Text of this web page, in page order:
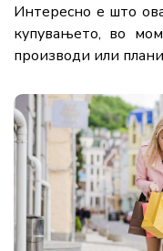
Интересно е што
купувањето, во
производи или